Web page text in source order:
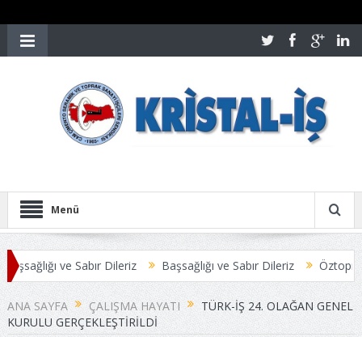
Menü
Dileriz Başsağlığı ve Sabır Dileriz
Öztoprak-İş
Üyelerimize Duyuru
ANA SAYFA ÇALIŞMA HAYATI
TÜRK-İŞ 24. OLAĞAN GENEL
KURULU GERÇEKLEŞTIRILDI